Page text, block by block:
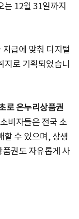
는 12월 31일까지
급에 맞춰 디지털
로 기획되었습니
로 온누리상품권
비자들은 전국 소
할 수 있으며, 상생
권도 자유롭게 사